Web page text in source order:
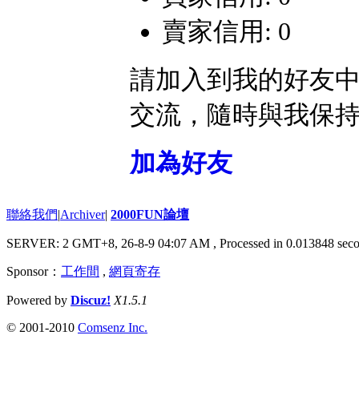
賣家信用: 0
請加入到我的好友
交流，隨時與我保
加為好友
聯絡我們|Archiver| 2000FUN論壇
SERVER: 2 GMT+8, 26-8-9 04:07 AM , Processed in 0.013848
Sponsor： 工作間 , 網頁寄存
Powered by Discuz! X1.5.1
© 2001-2010 Comsenz Inc.